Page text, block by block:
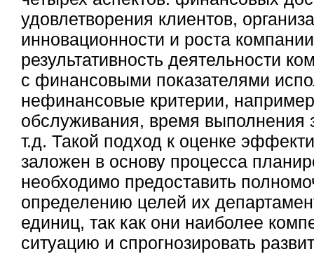
удовлетворения клиентов,
инновационности и роста
результативность деятельности
с финансовыми показателями
нефинансовые критерии,
обслуживания, время выполнения
т.д. Такой подход к оценке
заложен в основу процесса
необходимо предоставить
определению целей их
единиц, так как они наиболее
ситуацию и спрогнозировать